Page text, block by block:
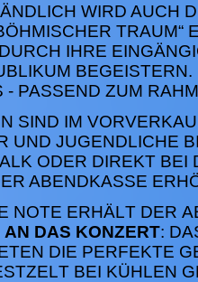
WIRD AUCH
IHRE
- PASSEND ZUM
SIND IM
UND JUGENDLICHE
ODER DIREKT
ABENDKASSE
NOTE ERHÄLT DER
DAS KONZERT:
DIE PERFEKTE
BEI KÜHLEN